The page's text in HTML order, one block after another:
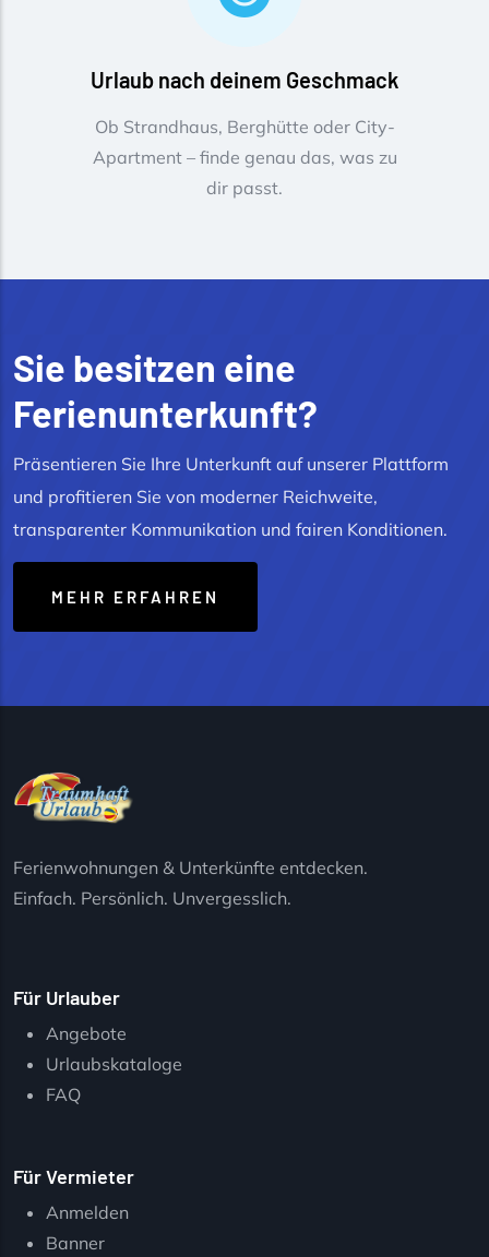
Urlaub nach deinem Geschmack
Ob Strandhaus, Berghütte oder City-
Apartment – finde genau das, was zu
dir passt.
Sie besitzen eine
Ferienunterkunft?
Präsentieren Sie Ihre Unterkunft auf unserer Plattform
und profitieren Sie von moderner Reichweite,
transparenter Kommunikation und fairen Konditionen.
MEHR ERFAHREN
Ferienwohnungen & Unterkünfte entdecken.
Einfach. Persönlich. Unvergesslich.
Für Urlauber
Angebote
Urlaubskataloge
FAQ
Für Vermieter
Anmelden
Banner